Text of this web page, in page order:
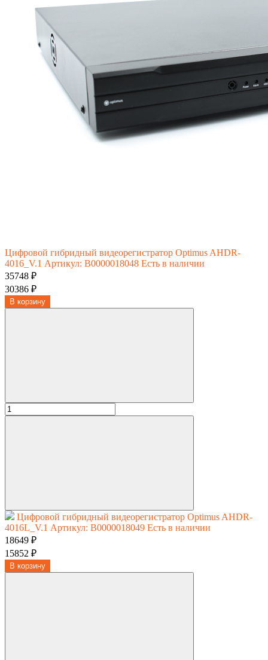
Цифровой гибридный видеорегистратор Optimus AHDR-
4016_V.1 Артикул: В0000018048 Есть в наличии
35748 ₽
30386 ₽
В корзину
Цифровой гибридный видеорегистратор Optimus AHDR-
4016L_V.1 Артикул: В0000018049 Есть в наличии
18649 ₽
15852 ₽
В корзину